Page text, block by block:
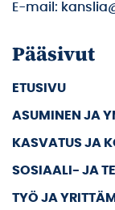
E-mail:
Pääsivut
ETUSIVU
ASUMINEN JA
KASVATUS JA
SOSIAALI- JA
TYÖ JA